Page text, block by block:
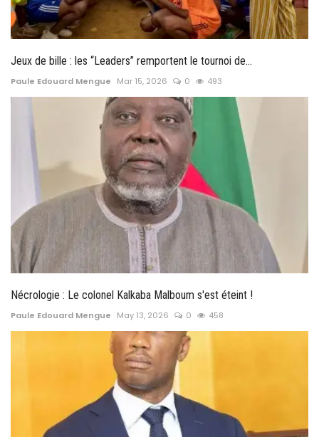
Jeux de bille : les “Leaders” remportent le tournoi de...
Paule Edouard Mengue Mar 15, 2026 0 493
Nécrologie : Le colonel Kalkaba Malboum s'est éteint !
Paule Edouard Mengue May 13, 2026 0 458